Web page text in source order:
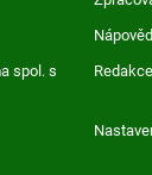
spol. s
Redakce